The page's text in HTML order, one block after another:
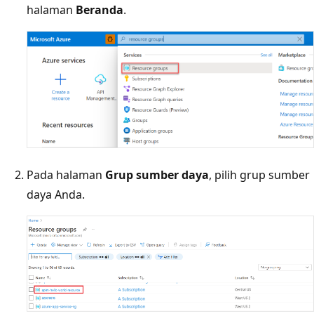
halaman Beranda.
Pada halaman Grup sumber daya, pilih grup sumber
daya Anda.